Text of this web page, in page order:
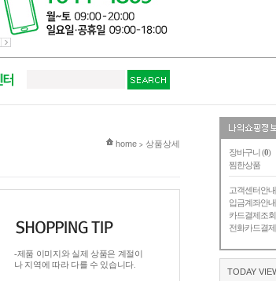
장바구니 (0)
찜한상품
고객센터안내
입금계좌안내
카드결제조회
전화카드결제
TODAY
현재 위치
home > 상품상세
-제품 이미지와 실제 상품은 계절이
나 지역에 따라 다를 수 있습니다.